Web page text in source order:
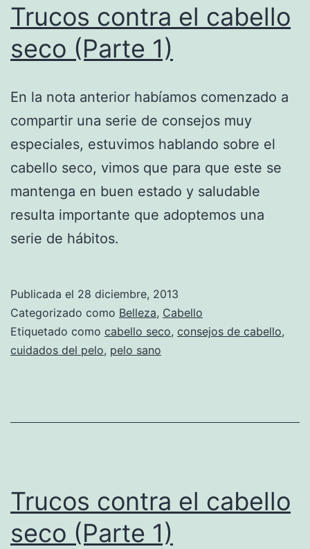
Trucos contra el cabello
seco (Parte 1)
En la nota anterior habíamos comenzado a
compartir una serie de consejos muy
especiales, estuvimos hablando sobre el
cabello seco, vimos que para que este se
mantenga en buen estado y saludable
resulta importante que adoptemos una
serie de hábitos.
Publicada el 28 diciembre, 2013
Categorizado como Belleza, Cabello
Etiquetado como cabello seco, consejos de cabello,
cuidados del pelo, pelo sano
Trucos contra el cabello
seco (Parte 1)